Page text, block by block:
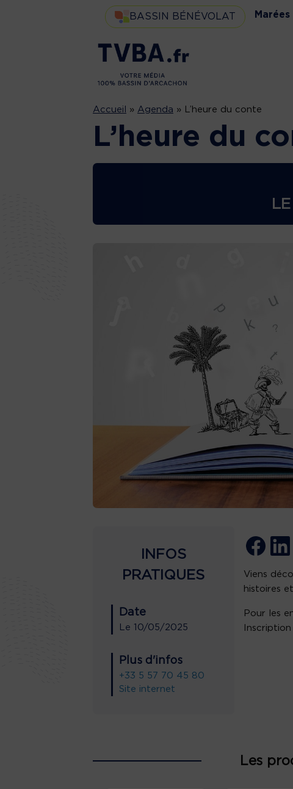
BASSIN BÉNÉVOLAT Marées
Accueil » Agenda » L’heure du conte
L’heure du
LE
INFOS
PRATIQUES
Date
Le 10/05/2025
Plus d'infos
+33 5 57 70 45 80
Site internet
Viens
histoires
Pour les
Les